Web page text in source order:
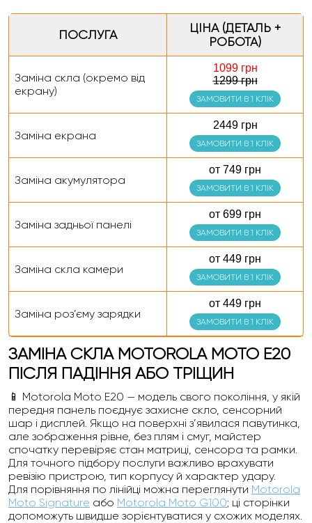
ПОСЛУГА
ЦІНА (ДЕТАЛЬ +
РОБОТА)
Заміна скла (окремо від
екрану)
1099 грн
1299 грн
ЗАМОВИТИ В 1 КЛІК
Заміна екрана
2449 грн
ЗАМОВИТИ В 1 КЛІК
Заміна акумулятора
от 749 грн
ЗАМОВИТИ В 1 КЛІК
Заміна задньої панелі
от 699 грн
ЗАМОВИТИ В 1 КЛІК
Заміна скла камери
от 449 грн
ЗАМОВИТИ В 1 КЛІК
Заміна роз’єму зарядки
от 449 грн
ЗАМОВИТИ В 1 КЛІК
ЗАМІНА СКЛА MOTOROLA MOTO E20
ПІСЛЯ ПАДІННЯ АБО ТРІЩИН
📱 Motorola Moto E20 — модель свого покоління, у якій
передня панель поєднує захисне скло, сенсорний
шар і дисплей. Якщо на поверхні з’явилася павутинка,
але зображення рівне, без плям і смуг, майстер
спочатку перевіряє стан матриці, сенсора та рамки.
Для точного підбору послуги важливо врахувати
ревізію пристрою, тип корпусу й характер удару.
Для порівняння по лінійці можна переглянути Motorola
Moto Signature або Motorola Moto G100; ці сторінки
допоможуть швидше зорієнтуватися у схожих моделях.